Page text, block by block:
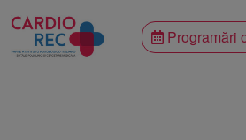
Programări